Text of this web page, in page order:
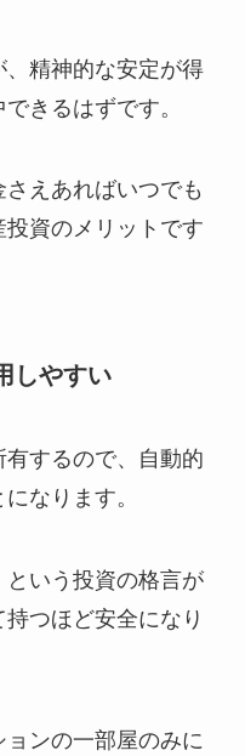
精神的な安定が得
きるはずです。
えあればいつでも
資のメリットです
しやすい
するので、自動的
なります。
という投資の格言が
つほど安全になり
ンの一部屋のみに